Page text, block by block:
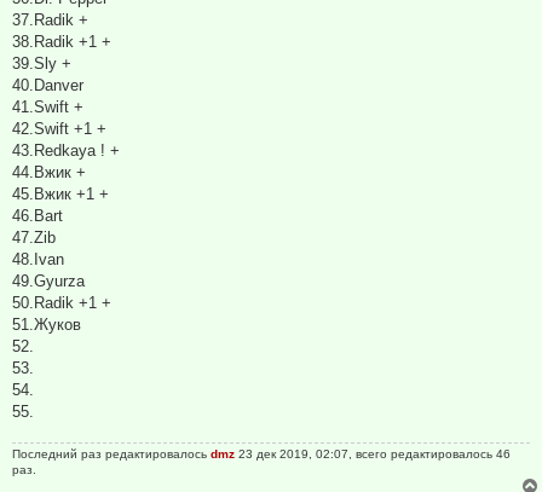
37.Radik +
38.Radik +1 +
39.Sly +
40.Danver
41.Swift +
42.Swift +1 +
43.Redkaya ! +
44.Вжик +
45.Вжик +1 +
46.Bart
47.Zib
48.Ivan
49.Gyurza
50.Radik +1 +
51.Жуков
52.
53.
54.
55.
Последний раз редактировалось dmz 23 дек 2019, 02:07, всего редактировалось 46
раз.